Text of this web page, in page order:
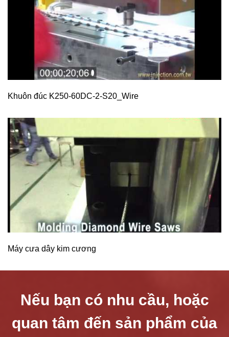
Khuôn đúc K250-60DC-2-S20_Wire
Máy cưa dây kim cương
Nếu bạn có nhu cầu, hoặc
quan tâm đến sản phẩm của